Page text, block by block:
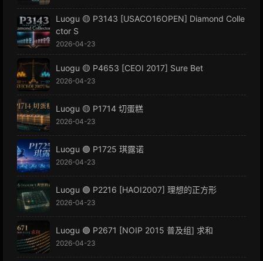
Luogu 🟡 P3143 [USACO16OPEN] Diamond Colle
ctor S
2026-04-23
Luogu 🟡 P4653 [CEOI 2017] Sure Bet
2026-04-23
Luogu 🟡 P1714 切蛋糕
2026-04-23
Luogu 🟢 P1725 琪露诺
2026-04-23
Luogu 🟢 P2216 [HAOI2007] 理想的正方形
2026-04-23
Luogu 🟢 P2671 [NOIP 2015 普及组] 求和
2026-04-23